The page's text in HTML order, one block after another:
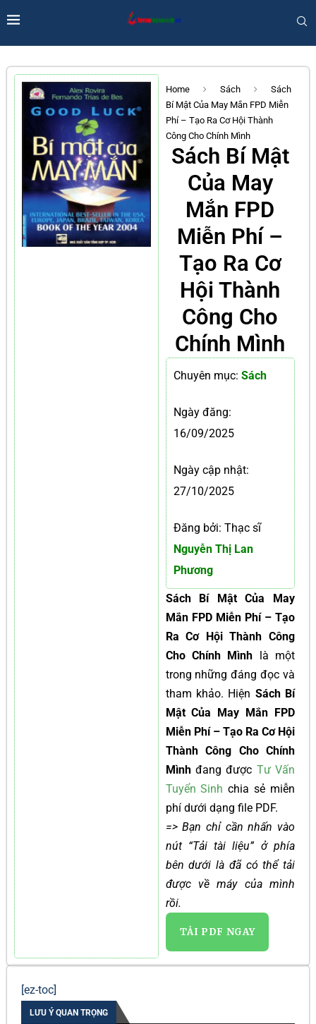
Home Sách
Sách
Bí Mật Của May Mắn FPD Miễn
Phí – Tạo Ra Cơ Hội Thành
Công Cho Chính Mình
Sách Bí Mật
Của May
Mắn FPD
Miễn Phí –
Tạo Ra Cơ
Hội Thành
Công Cho
Chính Mình
Chuyên mục: Sách
Ngày đăng:
16/09/2025
Ngày cập nhật:
27/10/2025
Đăng bởi: Thạc sĩ
Nguyễn Thị Lan
Phương
Sách Bí Mật Của May
Mắn FPD Miễn Phí – Tạo
Ra Cơ Hội Thành Công
Cho Chính Mình là một
trong những đáng đọc và
tham khảo. Hiện Sách Bí
Mật Của May Mắn FPD
Miễn Phí – Tạo Ra Cơ Hội
Thành Công Cho Chính
Mình đang được Tư Vấn
Tuyển Sinh chia sẻ miễn
phí dưới dạng file PDF.
=> Bạn chỉ cần nhấn vào
nút “Tải tài liệu” ở phía
bên dưới là đã có thể tải
được về máy của mình
rồi.
TẢI PDF NGAY
[ez-toc]
LƯU Ý QUAN TRỌNG